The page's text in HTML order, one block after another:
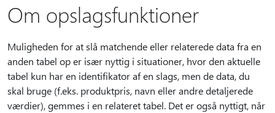
Om opslagsfunktioner
Muligheden for at slå matchende eller relaterede data fra en
anden tabel op er især nyttig i situationer, hvor den aktuelle
tabel kun har en identifikator af en slags, men de data, du
skal bruge (f.eks. produktpris, navn eller andre detaljerede
værdier), gemmes i en relateret tabel. Det er også nyttigt, når